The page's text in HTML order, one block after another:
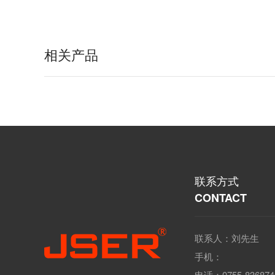
相关产品
联系方式
CONTACT
联系人：刘先生
手机：